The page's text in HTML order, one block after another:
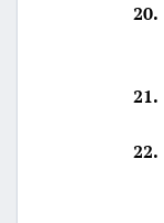
20
21
22